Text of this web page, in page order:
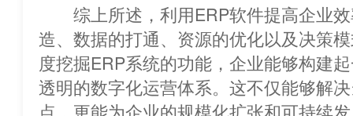
综上所述，利用ERP软件提高企业效
造、数据的打通、资源的优化以及决
度挖掘ERP系统的功能，企业能够构建
透明的数字化运营体系。这不仅能够解
点，更能为企业的规模化扩张和可持续